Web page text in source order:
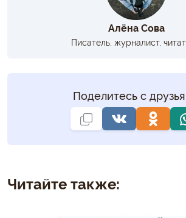
Алёна Сова
Писатель, журналист,
Поделитесь с
Читайте также: